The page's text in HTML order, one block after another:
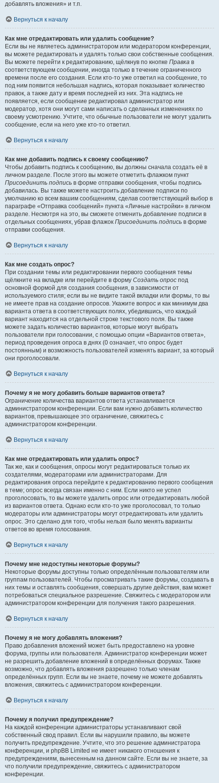
добавлять вложения» и т.п.
Вернуться к началу
Как мне отредактировать или удалить сообщение?
Если вы не являетесь администратором или модератором конференции,
вы можете редактировать и удалять только свои собственные сообщения.
Вы можете перейти к редактированию, щёлкнув по кнопке Правка в
соответствующем сообщении, иногда только в течение ограниченного
времени после его создания. Если кто-то уже ответил на сообщение, то
под ним появится небольшая надпись, которая показывает количество
правок, а также дату и время последней из них. Эта надпись не
появляется, если сообщение редактировал администратор или
модератор, хотя они могут сами написать о сделанных изменениях по
своему усмотрению. Учтите, что обычные пользователи не могут удалить
сообщение, если на него уже кто-то ответил.
Вернуться к началу
Как мне добавить подпись к своему сообщению?
Чтобы добавить подпись к сообщению, вы должны сначала создать её в
личном разделе. После этого вы можете отметить флажком пункт
Присоединить подпись в форме отправки сообщения, чтобы подпись
добавилась. Вы также можете настроить добавление подписи по
умолчанию ко всем вашим сообщениям, сделав соответствующий выбор в
параграфе «Отправка сообщений» пункта «Личные настройки» в личном
разделе. Несмотря на это, вы сможете отменить добавление подписи в
отдельных сообщениях, убрав флажок Присоединить подпись в форме
отправки сообщения.
Вернуться к началу
Как мне создать опрос?
При создании темы или редактировании первого сообщения темы
щёлкните на вкладке или перейдите в форму Создать опрос под
основной формой для создания сообщения, в зависимости от
используемого стиля; если вы не видите такой вкладки или формы, то вы
не имеете прав на создание опросов. Укажите вопрос и как минимум два
варианта ответа в соответствующих полях, убедившись, что каждый
вариант находится на отдельной строке текстового поля. Вы также
можете задать количество вариантов, которые могут выбрать
пользователи при голосовании, с помощью опции «Вариантов ответа»,
период проведения опроса в днях (0 означает, что опрос будет
постоянным) и возможность пользователей изменять вариант, за который
они проголосовали.
Вернуться к началу
Почему я не могу добавить больше вариантов ответа?
Ограничение количества вариантов ответа устанавливается
администратором конференции. Если вам нужно добавить количество
вариантов, превышающее это ограничение, свяжитесь с
администратором конференции.
Вернуться к началу
Как мне отредактировать или удалить опрос?
Так же, как и сообщения, опросы могут редактироваться только их
создателями, модераторами или администраторами. Для
редактирования опроса перейдите к редактированию первого сообщения
в теме; опрос всегда связан именно с ним. Если никто не успел
проголосовать, то вы можете удалить опрос или отредактировать любой
из вариантов ответа. Однако если кто-то уже проголосовал, то только
модераторы или администраторы могут отредактировать или удалить
опрос. Это сделано для того, чтобы нельзя было менять варианты
ответов во время голосования.
Вернуться к началу
Почему мне недоступны некоторые форумы?
Некоторые форумы доступны только определённым пользователям или
группам пользователей. Чтобы просматривать такие форумы, создавать в
них темы и оставлять сообщения, совершать другие действия, вам может
потребоваться специальное разрешение. Свяжитесь с модератором или
администратором конференции для получения такого разрешения.
Вернуться к началу
Почему я не могу добавлять вложения?
Право добавления вложений может быть предоставлено на уровне
форума, группы или пользователя. Администратор конференции может
не разрешить добавление вложений в определённых форумах. Также
возможно, что добавлять вложения разрешено только членам
определённых групп. Если вы не знаете, почему не можете добавлять
вложения, свяжитесь с администратором конференции.
Вернуться к началу
Почему я получил предупреждение?
На каждой конференции администраторы устанавливают свой
собственный свод правил. Если вы нарушили правило, вы можете
получить предупреждение. Учтите, что это решение администратора
конференции, и phpBB Limited не имеет никакого отношения к
предупреждениям, вынесенным на данном сайте. Если вы не знаете, за
что получили предупреждение, свяжитесь с администратором
конференции.